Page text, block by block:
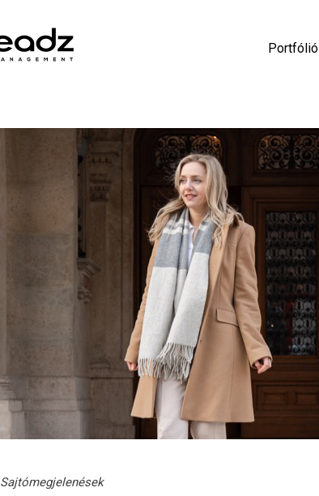
Portfólió
Sajtómegjelenések